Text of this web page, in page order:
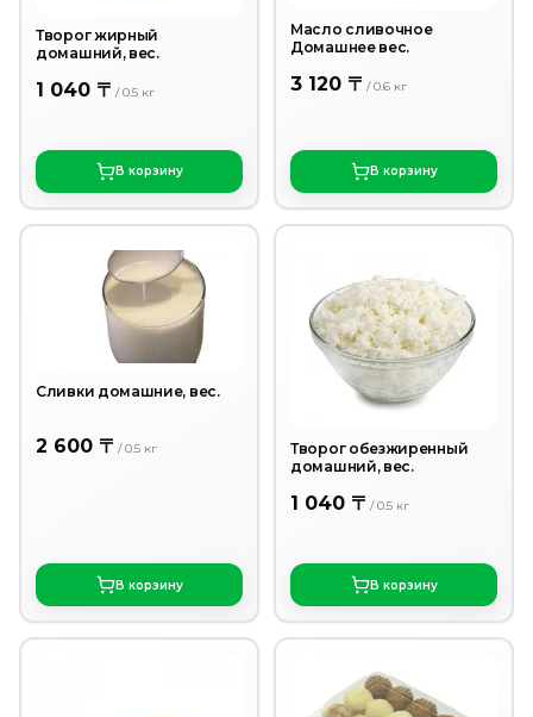
Творог жирный
домашний, вес.
1 040 〒 /0.5 кг
В корзину
Масло сливочное
Домашнее вес.
3 120 〒 /0.6 кг
В корзину
Сливки домашние, вес.
2 600 〒 /0.5 кг
В корзину
Творог обезжиренный
домашний, вес.
1 040 〒 /0.5 кг
В корзину